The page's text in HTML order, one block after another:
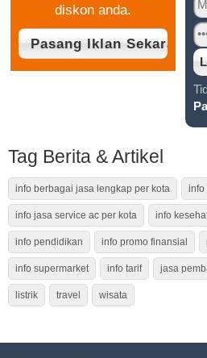
diskon anda.
Tag Berita & Artikel
info berbagai jasa lengkap per kota info
info jasa service ac per kota info
info pendidikan info promo finansial
info supermarket info tarif jasa
listrik travel wisata